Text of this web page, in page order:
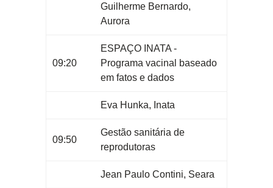
Guilherme Bernardo,
Aurora
09:20
ESPAÇO INATA -
Programa vacinal baseado
em fatos e dados
Eva Hunka, Inata
09:50
Gestão sanitária de
reprodutoras
Jean Paulo Contini, Seara